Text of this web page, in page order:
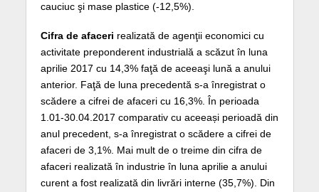
cauciuc şi mase plastice (-12,5%).
Cifra de afaceri realizată de agenţii economici cu
activitate preponderent industrială a scăzut în luna
aprilie 2017 cu 14,3% faţă de aceeaşi lună a anului
anterior. Faţă de luna precedentă s-a înregistrat o
scădere a cifrei de afaceri cu 16,3%. În perioada
1.01-30.04.2017 comparativ cu aceeași perioadă din
anul precedent, s-a înregistrat o scădere a cifrei de
afaceri de 3,1%. Mai mult de o treime din cifra de
afaceri realizată în industrie în luna aprilie a anului
curent a fost realizată din livrări interne (35,7%). Din